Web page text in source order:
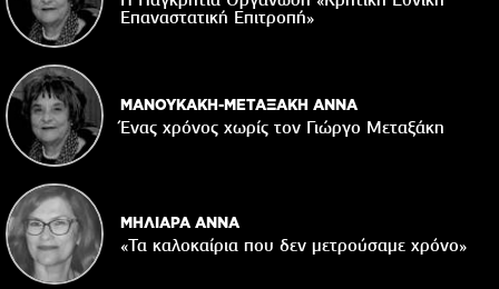
Επαναστατική Eπιτροπή»
ΜΑΝΟΥΚΑΚΗ-ΜΕΤΑΞΑΚΗ ΑΝΝΑ
Ένας χρόνος χωρίς τον Γιώργο Μεταξάκη
ΜΗΛΙΑΡΑ ΑΝΝΑ
«Τα καλοκαίρια που δεν μετρούσαμε χρόνο»